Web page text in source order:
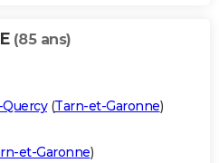
(85 ans)
(Tarn-et-Garonne)
et-Garonne)